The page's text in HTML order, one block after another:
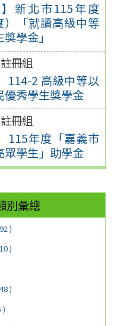
】新北市115年度
）「就讀高級中等
學金」
註冊組
114-2 高級中等以
優秀學生獎學金
註冊組
115年度「嘉義市
學生」助學金
別彙總
)
)
)
)